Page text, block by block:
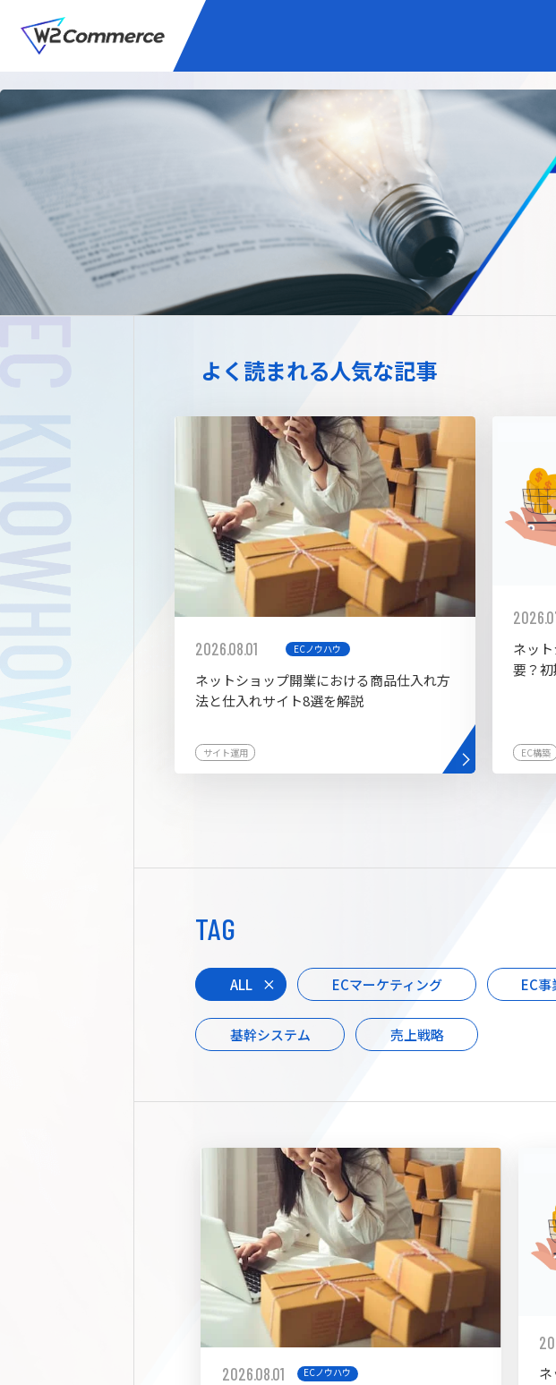
メデ
サービス
BtoC向けECサイト構築
W2Commerce
Unified
サブス
拡張プラグイン一覧
メディアコマース
よく読まれる人気な記事
2026.08.01 ECノウハウ
ネットショップ開業における商品仕入れ方
法と仕入れサイト8選を解説
サイト運用
ネッ
要？
EC構築
TAG
ALL ECマーケティング EC
基幹システム 売上戦略
2026.08.01 ECノウハウ